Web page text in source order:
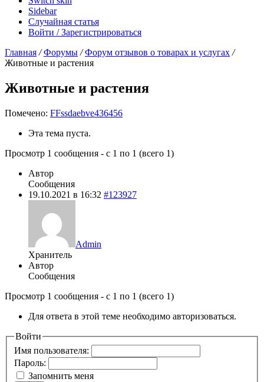
Sidebar
Случайная статья
Войти / Зарегистрироваться
Главная / Форумы / Форум отзывов о товарах и услугах /
Животные и растения
Животные и растения
Помечено: FFssdaebve436456
Эта тема пуста.
Просмотр 1 сообщения - с 1 по 1 (всего 1)
Автор
Сообщения
19.10.2021 в 16:32 #123927
Admin
Хранитель
Автор
Сообщения
Просмотр 1 сообщения - с 1 по 1 (всего 1)
Для ответа в этой теме необходимо авторизоваться.
Войти
Имя пользователя:
Пароль:
Запомнить меня